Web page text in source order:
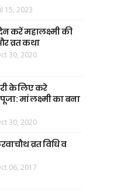
15, 2023
करें महालक्ष्मी की
व्रत कथा
30, 2020
के लिए करे
मां लक्ष्मी का बना
30, 2020
व्रत विधि व
06, 2017